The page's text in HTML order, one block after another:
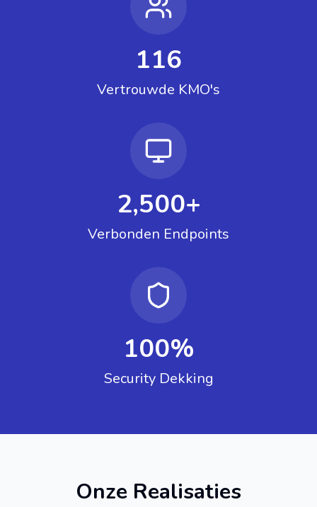
116
Vertrouwde KMO's
2,500+
Verbonden Endpoints
100%
Security Dekking
Onze Realisaties